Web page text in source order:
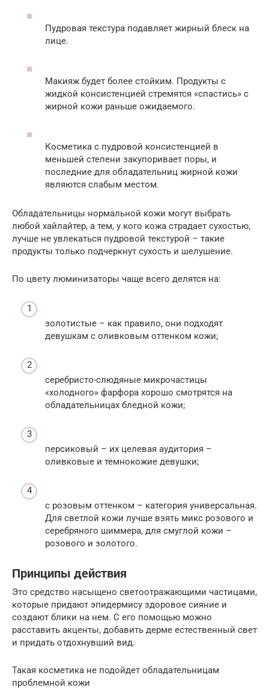
Пудровая текстура подавляет жирный блеск на
лице.
Макияж будет более стойким. Продукты с
жидкой консистенцией стремятся «спастись» с
жирной кожи раньше ожидаемого.
Косметика с пудровой консистенцией в
меньшей степени закупоривает поры, и
последние для обладательниц жирной кожи
являются слабым местом.
Обладательницы нормальной кожи могут выбрать
любой хайлайтер, а тем, у кого кожа страдает сухостью,
лучше не увлекаться пудровой текстурой – такие
продукты только подчеркнут сухость и шелушение.
По цвету люминизаторы чаще всего делятся на:
золотистые – как правило, они подходят
девушкам с оливковым оттенком кожи;
серебристо-слюдяные микрочастицы
«холодного» фарфора хорошо смотрятся на
обладательницах бледной кожи;
персиковый – их целевая аудитория –
оливковые и темнокожие девушки;
с розовым оттенком – категория универсальная.
Для светлой кожи лучше взять микс розового и
серебряного шиммера, для смуглой кожи –
розового и золотого.
Принципы действия
Это средство насыщено светоотражающими частицами,
которые придают эпидермису здоровое сияние и
создают блики на нем. С его помощью можно
расставить акценты, добавить дерме естественный свет
и придать отдохнувший вид.
Такая косметика не подойдет обладательницам
проблемной кожи